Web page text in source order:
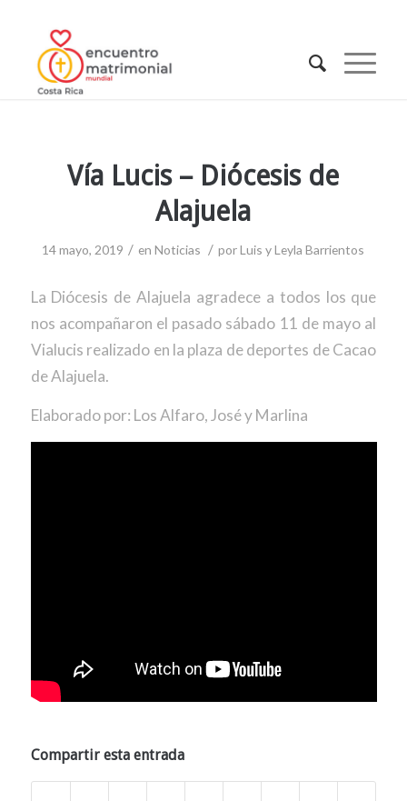
Vía Lucis – Diócesis de
Alajuela
14 mayo, 2019 / enNoticias / porLuis y Leyla Barrientos
La Diócesis de Alajuela agradece a todos los que
nos acompañaron el pasado sábado 11 de mayo al
Vialucis realizado en la plaza de deportes de Cacao
de Alajuela.
Elaborado por: Los Alfaro, José y Marlina
Compartir esta entrada